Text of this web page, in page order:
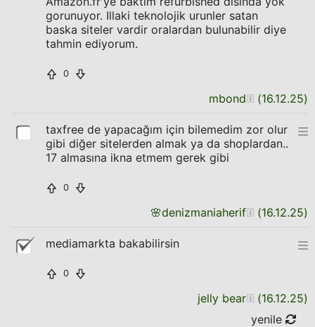
gorunuyor. Illaki teknolojik urunler satan
baska siteler vardir oralardan bulunabilir diye
tahmin ediyorum.
0
mbond (16.12.25)
taxfree de yapacağım için bilemedim zor olur
gibi diğer sitelerden almak ya da shoplardan..
17 almasına ikna etmem gerek gibi
0
🌸denizmaniaherif (16.12.25)
mediamarkta bakabilirsin
0
jelly bear (16.12.25)
yenile